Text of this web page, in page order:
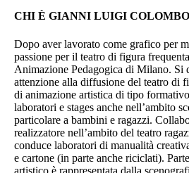
CHI È GIANNI LUIGI COLOMBO
Dopo aver lavorato come grafico per
passione per il teatro di figura
Animazione Pedagogica di Milano. Si
attenzione alla diffusione del teatro di
di animazione artistica di tipo
laboratori e stages anche nell’ambito
particolare a bambini e ragazzi.
realizzatore nell’ambito del teatro
conduce laboratori di manualità
e cartone (in parte anche riciclati).
artistico è rappresentata dalla